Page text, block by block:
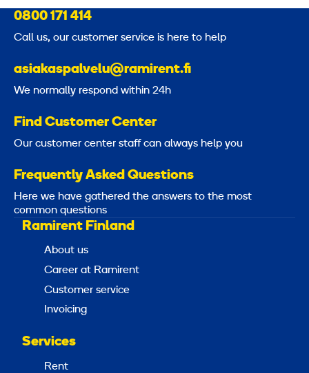
0800 171 414
Call us, our customer service is here to help
asiakaspalvelu@ramirent.fi
We normally respond within 24h
Find Customer Center
Our customer center staff can always help you
Frequently Asked Questions
Here we have gathered the answers to the most
common questions
Ramirent Finland
About us
Career at Ramirent
Customer service
Invoicing
Services
Rent